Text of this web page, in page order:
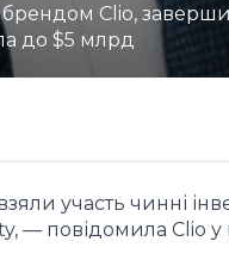
Clio,
до $5 млрд
участь чинні
— повідомила Clio у